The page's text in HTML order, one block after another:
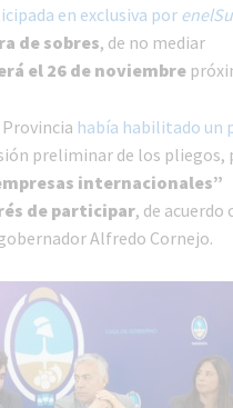
en exclusiva por
de sobres, de no mediar
el 26 de noviembre
había habilitado un
preliminar de los pliegos,
internacionales”
de participar, de acuerdo
Alfredo Cornejo.